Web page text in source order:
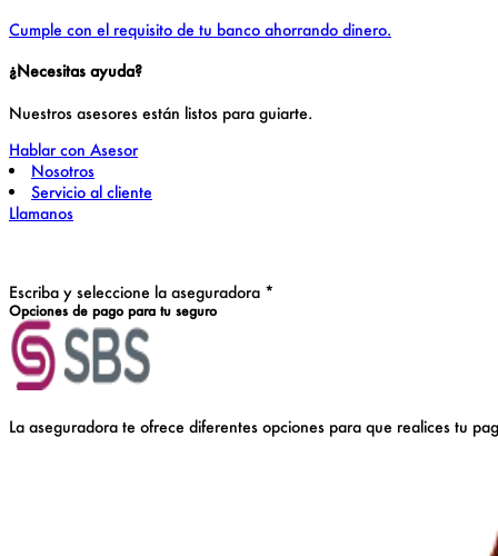
Cumple con el requisito de tu banco ahorrando dinero.
¿Necesitas ayuda?
Nuestros asesores están listos para guiarte.
Hablar con Asesor
Nosotros
Servicio al cliente
Llamanos
Escriba y seleccione la aseguradora *
Opciones de pago para tu seguro
La aseguradora te ofrece diferentes opciones para que realices tu